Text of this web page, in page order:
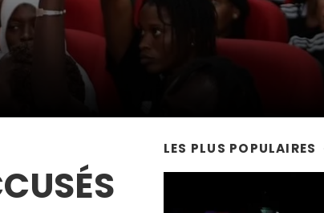
LES PLUS POPULAIRES